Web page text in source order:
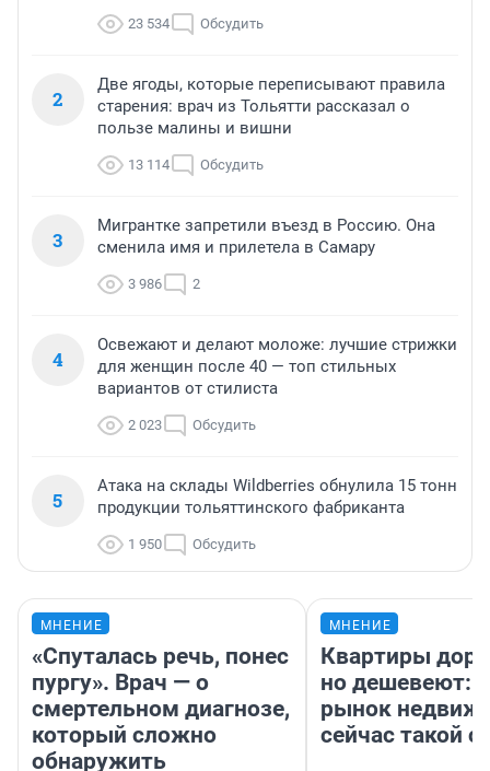
23 534 Обсудить
2
Две ягоды, которые переписывают правила
старения: врач из Тольятти рассказал о
пользе малины и вишни
13 114 Обсудить
3
Мигрантке запретили въезд в Россию. Она
сменила имя и прилетела в Самару
3 986 2
4
Освежают и делают моложе: лучшие стрижки
для женщин после 40 — топ стильных
вариантов от стилиста
2 023 Обсудить
5
Атака на склады Wildberries обнулила 15 тонн
продукции тольяттинского фабриканта
1 950 Обсудить
МНЕНИЕ
«Спуталась речь, понес
пургу». Врач — о
смертельном диагнозе,
который сложно
обнаружить
МНЕНИЕ
Квартиры
но дешевеют:
рынок
сейчас такой